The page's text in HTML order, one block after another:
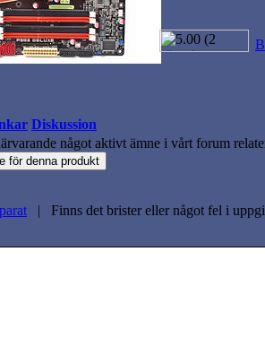
Diskussion
något aktivt ämne i vårt forum
| Finns det brister eller något fel i